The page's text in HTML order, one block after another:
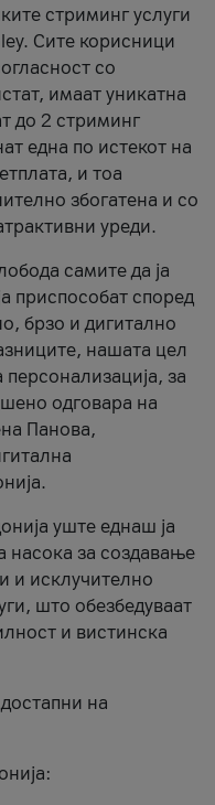
стриминг услуги
Сите корисници
со
имаат уникатна
до 2 стриминг
една по истекот на
и тоа
збогатена и со
уреди.
самите да ја
приспособат според
брзо и дигитално
нашата цел
за
одговара на
Панова,
уште еднаш ја
насока за создавање
и исклучително
што обезбедуваат
и вистинска
на